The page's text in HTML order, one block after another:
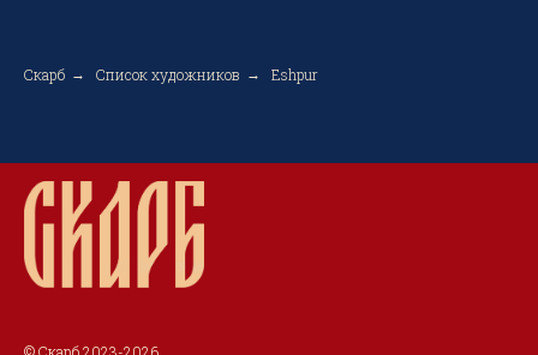
Скарб → Список художников → Eshpur
© Скарб 2023-2026